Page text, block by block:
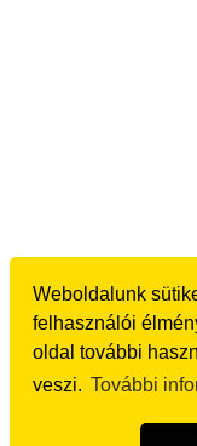
Weboldalunk
felhasználói
oldal további
veszi. További